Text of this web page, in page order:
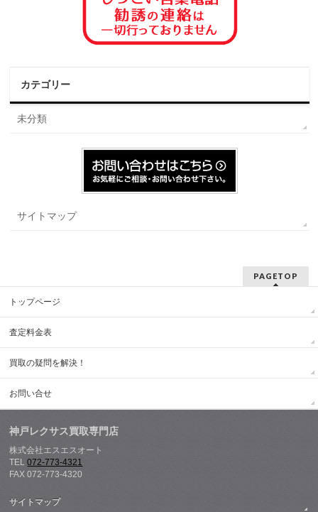
カテゴリー
未分類
サイトマップ
PAGETOP
トップページ
査定料金表
買取の疑問を解決！
お問い合せ
神戸レクサス買取専門店
株式会社エスエスオート
TEL072-773-4321
FAX 072-773-4320
サイトマップ